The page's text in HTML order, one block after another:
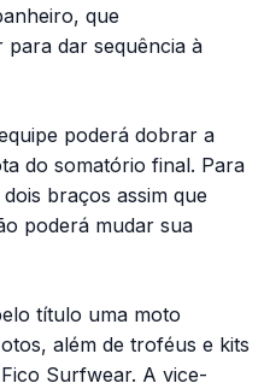
que
para dar sequência à
poderá dobrar a
do somatório final. Para
braços assim que
poderá mudar sua
título uma moto
além de troféus e kits
Surfwear. A vice-